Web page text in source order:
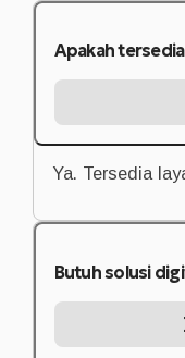
Apakah
Ya. Tersedia
Butuh solusi